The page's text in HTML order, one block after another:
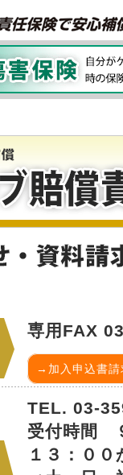
専用FAX
→加入申込書
TEL. 03-
受付時間
１３：０